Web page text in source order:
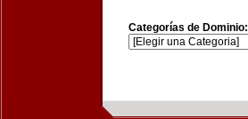
Categorías de Dominio: